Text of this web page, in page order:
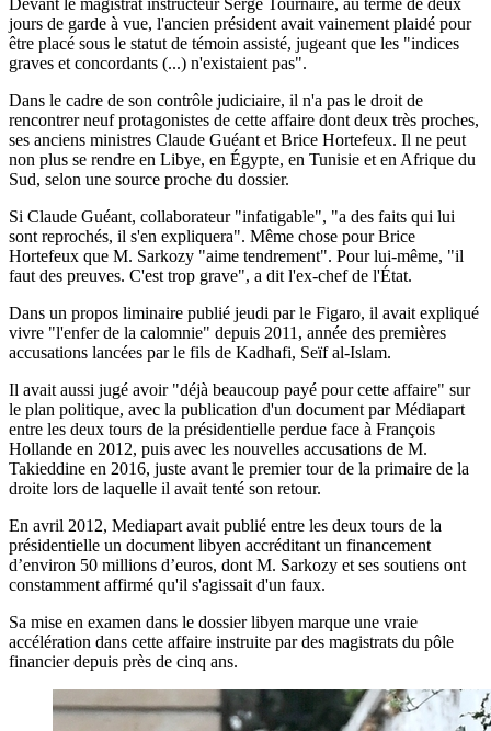
jours de garde à vue, l'ancien président avait vainement plaidé pour
être placé sous le statut de témoin assisté, jugeant que les "indices
graves et concordants (...) n'existaient pas".
Dans le cadre de son contrôle judiciaire, il n'a pas le droit de
rencontrer neuf protagonistes de cette affaire dont deux très proches,
ses anciens ministres Claude Guéant et Brice Hortefeux. Il ne peut
non plus se rendre en Libye, en Égypte, en Tunisie et en Afrique du
Sud, selon une source proche du dossier.
Si Claude Guéant, collaborateur "infatigable", "a des faits qui lui
sont reprochés, il s'en expliquera". Même chose pour Brice
Hortefeux que M. Sarkozy "aime tendrement". Pour lui-même, "il
faut des preuves. C'est trop grave", a dit l'ex-chef de l'État.
Dans un propos liminaire publié jeudi par le Figaro, il avait expliqué
vivre "l'enfer de la calomnie" depuis 2011, année des premières
accusations lancées par le fils de Kadhafi, Seïf al-Islam.
Il avait aussi jugé avoir "déjà beaucoup payé pour cette affaire" sur
le plan politique, avec la publication d'un document par Médiapart
entre les deux tours de la présidentielle perdue face à François
Hollande en 2012, puis avec les nouvelles accusations de M.
Takieddine en 2016, juste avant le premier tour de la primaire de la
droite lors de laquelle il avait tenté son retour.
En avril 2012, Mediapart avait publié entre les deux tours de la
présidentielle un document libyen accréditant un financement
d’environ 50 millions d’euros, dont M. Sarkozy et ses soutiens ont
constamment affirmé qu'il s'agissait d'un faux.
Sa mise en examen dans le dossier libyen marque une vraie
accélération dans cette affaire instruite par des magistrats du pôle
financier depuis près de cinq ans.